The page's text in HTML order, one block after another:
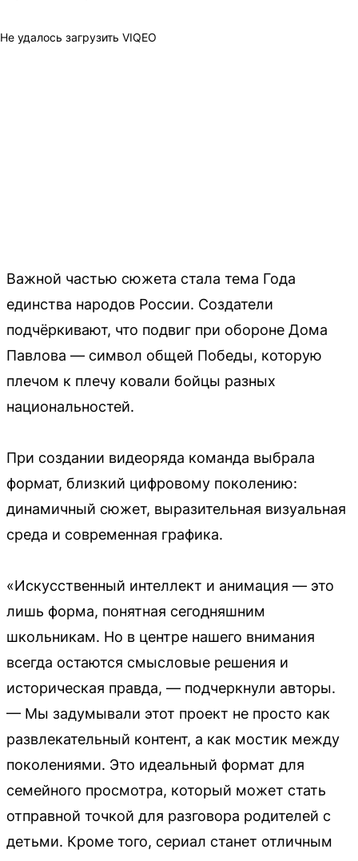
Не удалось загрузить VIQEO
Важной частью сюжета стала тема Года
единства народов России. Создатели
подчёркивают, что подвиг при обороне Дома
Павлова — символ общей Победы, которую
плечом к плечу ковали бойцы разных
национальностей.
При создании видеоряда команда выбрала
формат, близкий цифровому поколению:
динамичный сюжет, выразительная визуальная
среда и современная графика.
«Искусственный интеллект и анимация — это
лишь форма, понятная сегодняшним
школьникам. Но в центре нашего внимания
всегда остаются смысловые решения и
историческая правда, — подчеркнули авторы.
— Мы задумывали этот проект не просто как
развлекательный контент, а как мостик между
поколениями. Это идеальный формат для
семейного просмотра, который может стать
отправной точкой для разговора родителей с
детьми. Кроме того, сериал станет отличным